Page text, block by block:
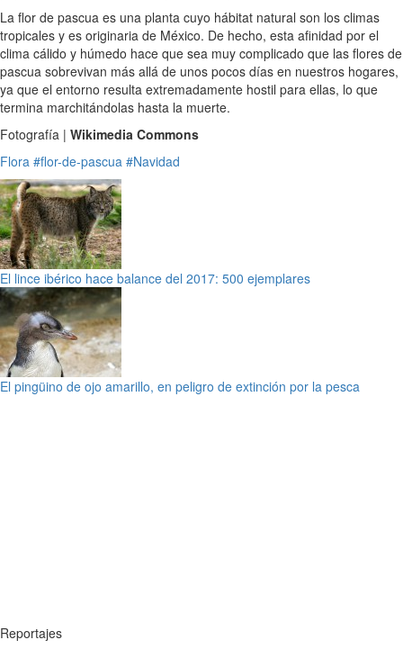
La flor de pascua es una planta cuyo hábitat natural son los climas
tropicales y es originaria de México. De hecho, esta afinidad por el
clima cálido y húmedo hace que sea muy complicado que las flores de
pascua sobrevivan más allá de unos pocos días en nuestros hogares,
ya que el entorno resulta extremadamente hostil para ellas, lo que
termina marchitándolas hasta la muerte.
Fotografía | Wikimedia Commons
Flora #flor-de-pascua #Navidad
El lince ibérico hace balance del 2017: 500 ejemplares
El pingüino de ojo amarillo, en peligro de extinción por la pesca
Reportajes